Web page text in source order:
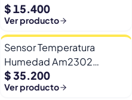
$ 15.400
Ver producto
Sensor Temperatura
Humedad Am2302
Dht22/am2302 Digital
Esp32
$ 35.200
Ver producto